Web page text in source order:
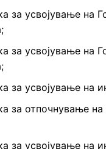
за усвојување на
за усвојување на
за усвојување на
за отпочнување
за усвојување на